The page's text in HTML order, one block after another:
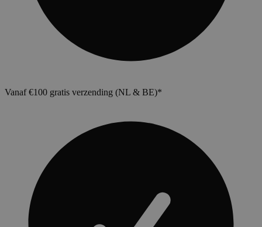
Vanaf €100 gratis verzending (NL & BE)*